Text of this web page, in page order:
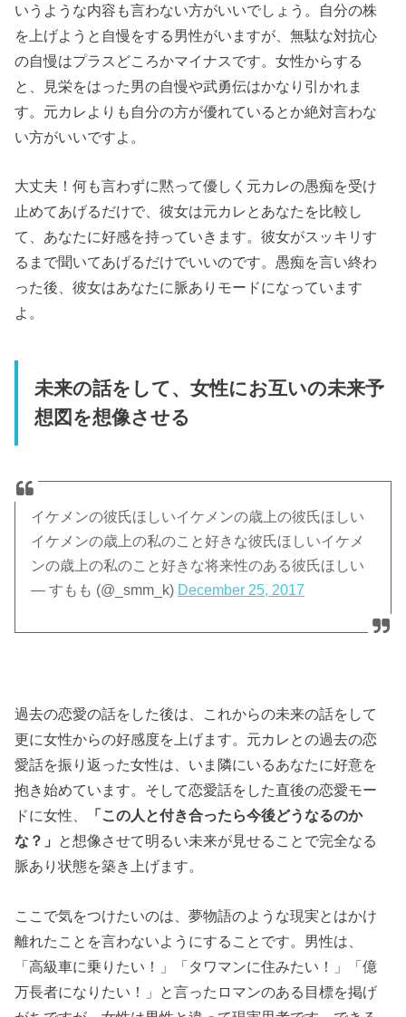
いうような内容も言わない方がいいでしょう。自分の株
を上げようと自慢をする男性がいますが、無駄な対抗心
の自慢はプラスどころかマイナスです。女性からする
と、見栄をはった男の自慢や武勇伝はかなり引かれま
す。元カレよりも自分の方が優れているとか絶対言わな
い方がいいですよ。
大丈夫！何も言わずに黙って優しく元カレの愚痴を受け
止めてあげるだけで、彼女は元カレとあなたを比較し
て、あなたに好感を持っていきます。彼女がスッキリす
るまで聞いてあげるだけでいいのです。愚痴を言い終わ
った後、彼女はあなたに脈ありモードになっています
よ。
未来の話をして、女性にお互いの未来予
想図を想像させる
イケメンの彼氏ほしいイケメンの歳上の彼氏ほしい
イケメンの歳上の私のこと好きな彼氏ほしいイケメ
ンの歳上の私のこと好きな将来性のある彼氏ほしい
— すもも (@_smm_k) December 25, 2017
過去の恋愛の話をした後は、これからの未来の話をして
更に女性からの好感度を上げます。元カレとの過去の恋
愛話を振り返った女性は、いま隣にいるあなたに好意を
抱き始めています。そして恋愛話をした直後の恋愛モー
ドに女性、
「この人と付き合ったら今後どうなるのか
な？」 と想像させて明るい未来が見せることで完全なる
脈あり状態を築き上げます。
ここで気をつけたいのは、夢物語のような現実とはかけ
離れたことを言わないようにすることです。男性は、
「高級車に乗りたい！」「タワマンに住みたい！」「億
万長者になりたい！」と言ったロマンのある目標を掲げ